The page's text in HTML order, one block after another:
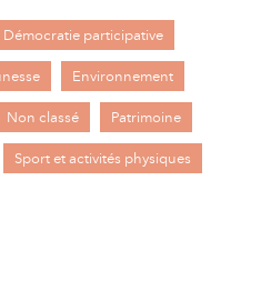
Démocratie participative
Environnement
Non classé Patrimoine
Sport et activités physiques